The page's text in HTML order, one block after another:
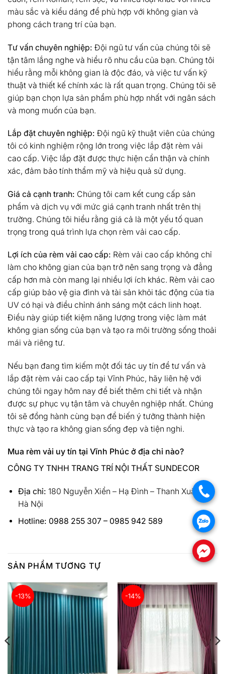
màu sắc và kiểu dáng để phù hợp với không gian và
phong cách trang trí của bạn.
Tư vấn chuyên nghiệp: Đội ngũ tư vấn của chúng tôi sẽ
tận tâm lắng nghe và hiểu rõ nhu cầu của bạn. Chúng tôi
hiểu rằng mỗi không gian là độc đáo, và việc tư vấn kỹ
thuật và thiết kế chính xác là rất quan trọng. Chúng tôi sẽ
giúp bạn chọn lựa sản phẩm phù hợp nhất với ngân sách
và mong muốn của bạn.
Lắp đặt chuyên nghiệp: Đội ngũ kỹ thuật viên của chúng
tôi có kinh nghiệm rộng lớn trong việc lắp đặt rèm vải
cao cấp. Việc lắp đặt được thực hiện cẩn thận và chính
xác, đảm bảo tính thẩm mỹ và hiệu quả sử dụng.
Giá cả cạnh tranh: Chúng tôi cam kết cung cấp sản
phẩm và dịch vụ với mức giá cạnh tranh nhất trên thị
trường. Chúng tôi hiểu rằng giá cả là một yếu tố quan
trọng trong quá trình lựa chọn rèm vải cao cấp.
Lợi ích của rèm vải cao cấp: Rèm vải cao cấp không chỉ
làm cho không gian của bạn trở nên sang trọng và đẳng
cấp hơn mà còn mang lại nhiều lợi ích khác. Rèm vải cao
cấp giúp bảo vệ gia đình và tài sản khỏi tác động của tia
UV có hại và điều chỉnh ánh sáng một cách linh hoạt.
Điều này giúp tiết kiệm năng lượng trong việc làm mát
không gian sống của bạn và tạo ra môi trường sống thoải
mái và riêng tư.
Nếu bạn đang tìm kiếm một đối tác uy tín để tư vấn và
lắp đặt rèm vải cao cấp tại Vĩnh Phúc, hãy liên hệ với
chúng tôi ngay hôm nay để biết thêm chi tiết và nhận
được sự phục vụ tận tâm và chuyên nghiệp nhất. Chúng
tôi sẽ đồng hành cùng bạn để biến ý tưởng thành hiện
thực và tạo ra không gian sống đẹp và tiện nghi.
Mua rèm vải uy tín tại Vĩnh Phúc ở địa chỉ nào?
CÔNG TY TNHH TRANG TRÍ NỘI THẤT SUNDECOR
Địa chỉ: 180 Nguyễn Xiển – Hạ Đình – Thanh Xuân –
Hà Nội
Hotline: 0988 255 307 – 0985 942 589
SẢN PHẨM TƯƠNG TỰ
-13% -14%
.
.
.